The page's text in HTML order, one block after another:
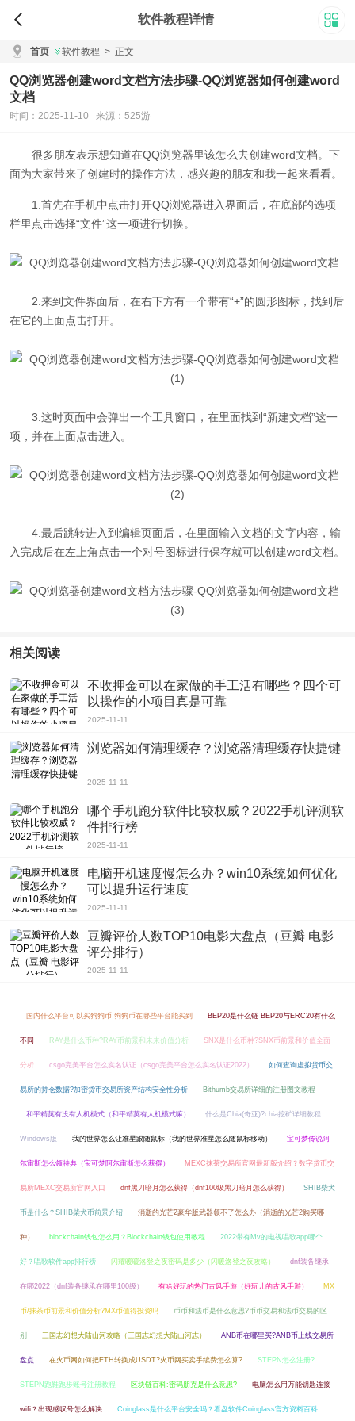
软件教程详情
首页 软件教程 > 正文
QQ浏览器创建word文档方法步骤-QQ浏览器如何创建word
文档
时间：2025-11-10 来源：525游
很多朋友表示想知道在QQ浏览器里该怎么去创建word文档。 下
面为大家带来了创建时的操作方法，感兴趣的朋友和我一起来看看。
1.首先在手机中点击打开QQ浏览器进入界面后，在底部的选项
栏里点击选择“文件”这一项进行切换。
2.来到文件界面后，在右下方有一个带有“+”的圆形图标，找到后
在它的上面点击打开。
3.这时页面中会弹出一个工具窗口，在里面找到“新建文档”这一
项，并在上面点击进入。
4.最后跳转进入到编辑页面后，在里面输入文档的文字内容，输
入完成后在左上角点击一个对号图标进行保存就可以创建word文档。
相关阅读
不收押金可以在家做的手工活有哪些？四个可
以操作的小项目真是可靠
2025-11-11
浏览器如何清理缓存？浏览器清理缓存快捷键
2025-11-11
哪个手机跑分软件比较权威？2022手机评测软
件排行榜
2025-11-11
电脑开机速度慢怎么办？win10系统如何优化
可以提升运行速度
2025-11-11
豆瓣评价人数TOP10电影大盘点（豆瓣 电影
评分排行）
2025-11-11
国内什么平台可以买狗狗币 狗狗币在哪些平台能买到 BEP20是什么链 BEP20与ERC20有什么
不同 RAY是什么币种?RAY币前景和未来价值分析 SNX是什么币种?SNX币前景和价值全面
分析 csgo完美平台怎么实名认证（csgo完美平台怎么实名认证2022） 如何查询虚拟货币交
易所的持仓数据?加密货币交易所资产结构安全性分析 Bithumb交易所详细的注册图文教程
和平精英有没有人机模式（和平精英有人机模式嘛） 什么是Chia(奇亚)?chia挖矿详细教程
Windows版 我的世界怎么让准星跟随鼠标（我的世界准星怎么随鼠标移动） 宝可梦传说阿
尔宙斯怎么领特典（宝可梦阿尔宙斯怎么获得） MEXC抹茶交易所官网最新版介绍？数字货币交
易所MEXC交易所官网入口 dnf黑刀暗月怎么获得（dnf100级黑刀暗月怎么获得） SHIB柴犬
币是什么？SHIB柴犬币前景介绍 消逝的光芒2豪华版武器领不了怎么办（消逝的光芒2购买哪一
种） blockchain钱包怎么用？Blockchain钱包使用教程 2022带有Mv的电视唱歌app哪个
好？唱歌软件app排行榜 闪耀暖暖洛登之夜密码是多少（闪暖洛登之夜攻略） dnf装备继承
在哪2022（dnf装备继承在哪里100级） 有啥好玩的热门古风手游（好玩儿的古风手游） MX
币/抹茶币前景和价值分析?MX币值得投资吗 币币和法币是什么意思?币币交易和法币交易的区
别 三国志幻想大陆山河攻略（三国志幻想大陆山河志） ANB币在哪里买?ANB币上线交易所
盘点 在火币网如何把ETH转换成USDT?火币网买卖手续费怎么算? STEPN怎么注册?
STEPN跑鞋跑步账号注册教程 区块链百科:密码朋克是什么意思? 电脑怎么用万能钥匙连接
wifi？出现感叹号怎么解决 Coinglass是什么平台安全吗？看盘软件Coinglass官方资料百科